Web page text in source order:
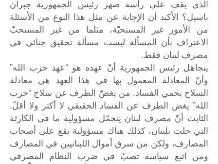
الذي يقف على رأسه صهر رئيس الجمهورية جبران
باسيل؟ الأكيد أن الإجابة عن مثل هذا النوع من الأسئلة
من الأمور غير المستحبّة، مثلما من غير المستحبّ
الاعتراف بأن المسألة ليست مسألة تحقيق جنائي في
مصرف لبنان فقط.
يتجاهل رئيس الجمهورية أنّ عهده هو “عهد حزب الله”
وأنّ المعادلة المعمول بها في هذا العهد هي معادلة
السلاح يحمي الفساد. من يغضّ الطرف عن سلاح “حزب
الله” يغض الطرف عن الفساد الحقيقي لا أكثر ولا أقلّ.
الثابت أنّ مصرف لبنان يتحمّل مسؤولية ما في الكارثة
التي حلت بلبنان، كذلك هناك مسؤولية تقع على أصحاب
المصارف، ولكن من سرق أموال اللبنانيين في المصارف
ومن اتبع سياسة تصبّ في ضرب النظام المصرفي